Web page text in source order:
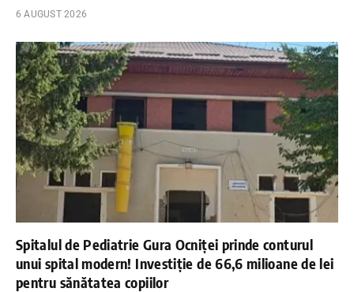
6 AUGUST 2026
Spitalul de Pediatrie Gura Ocniței prinde conturul
unui spital modern! Investiție de 66,6 milioane de lei
pentru sănătatea copiilor